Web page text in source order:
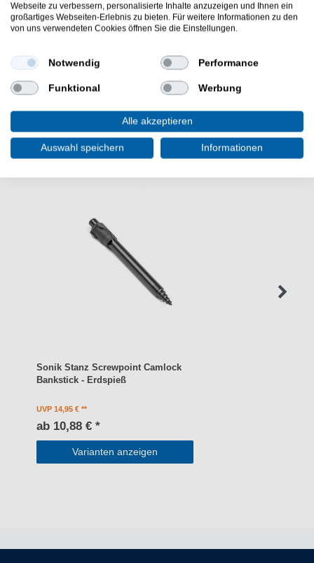
Die Korda Dark Matter Balancing Weights Mixed Bleie
sind gut für Karpfenrigs. Die Bleigewichte sind sehr gut
WEITERE INTERESSANTE ARTIKEL
Sonik Stanz Screwpoint Camlock
Bankstick - Erdspieß
UVP 14,95 €
ab 10,88 € *
Varianten anzeigen
Webseite zu verbessern, personalisierte Inhalte anzuzeigen und Ihnen ein
großartiges Webseiten-Erlebnis zu bieten. Für weitere Informationen zu den
von uns verwendeten Cookies öffnen Sie die Einstellungen.
Notwendig Performance
Funktional Werbung
Alle akzeptieren
Auswahl speichern Informationen